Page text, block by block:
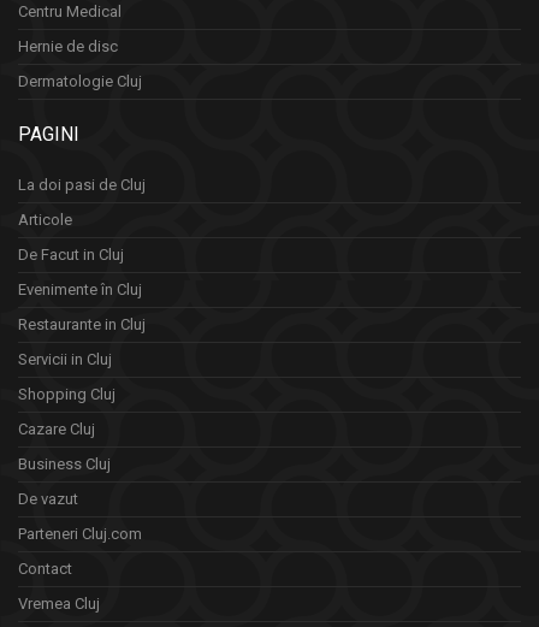
Centru Medical
Hernie de disc
Dermatologie Cluj
PAGINI
La doi pasi de Cluj
Articole
De Facut in Cluj
Evenimente în Cluj
Restaurante in Cluj
Servicii in Cluj
Shopping Cluj
Cazare Cluj
Business Cluj
De vazut
Parteneri Cluj.com
Contact
Vremea Cluj